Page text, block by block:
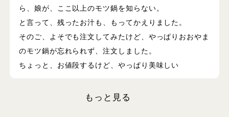
ら、娘が、ここ以上のモツ鍋を知らない。
と言って、残ったお汁も、もってかえりました。
そのご、よそでも注文してみたけど、やっぱりおおやま
のモツ鍋が忘れられず、注文しました。
ちょっと、お値段するけど、やっぱり美味しい
もっと見る